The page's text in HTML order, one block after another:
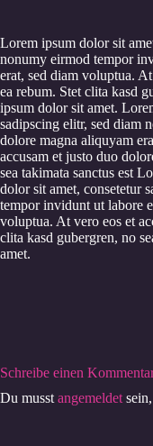
Lorem ipsum dolor sit
nonumy eirmod tempor
erat, sed diam voluptua.
ea rebum. Stet clita kasd
ipsum dolor sit amet.
sadipscing elitr, sed diam
dolore magna aliquyam
accusam et justo duo
sea takimata sanctus est
dolor sit amet, consetetur
tempor invidunt ut labore
voluptua. At vero eos et
clita kasd gubergren, no
amet.
Schreibe einen
Du musst angemeldet